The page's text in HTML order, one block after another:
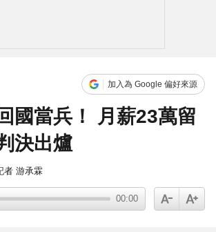
加入為 Google 偏好來源
國當兵！ 月薪23萬留
決出爐
者 游承霖
00:00